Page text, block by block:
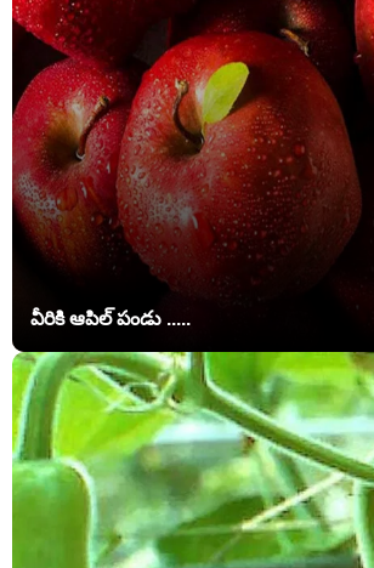
వీరికి ఆపిల్ పండు .....